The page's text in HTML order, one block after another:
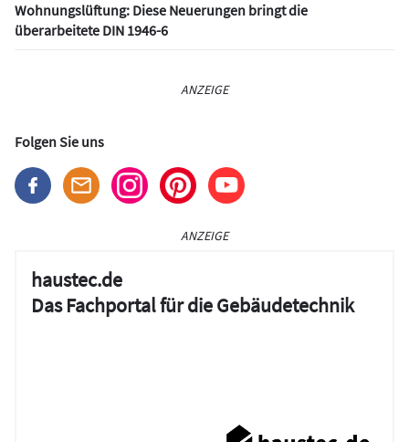
Wohnungslüftung: Diese Neuerungen bringt die
überarbeitete DIN 1946-6
ANZEIGE
Folgen Sie uns
ANZEIGE
haustec.de
Das Fachportal für die Gebäudetechnik